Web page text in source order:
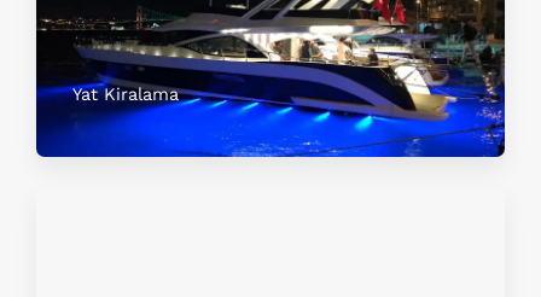
Yat Kiralama